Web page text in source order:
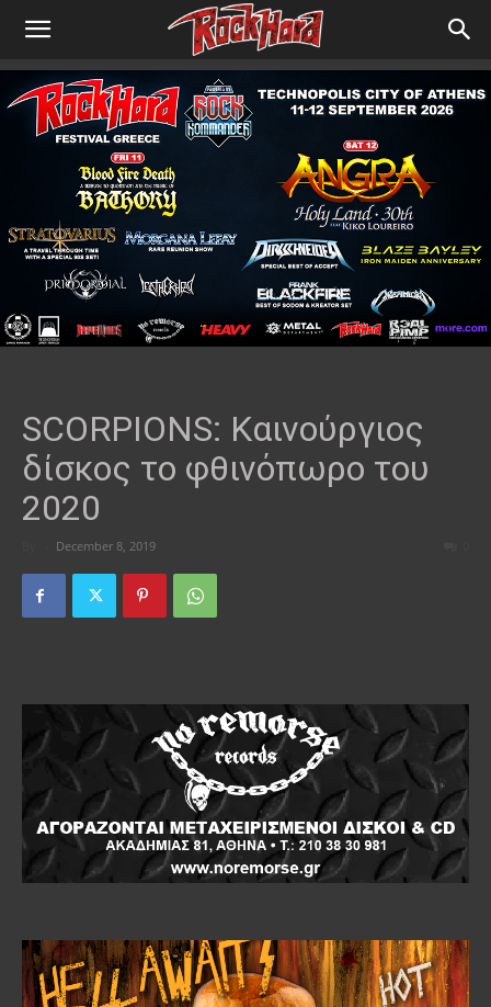
SCORPIONS: Καινούργιος
δίσκος το φθινόπωρο του
2020
December 8, 2019